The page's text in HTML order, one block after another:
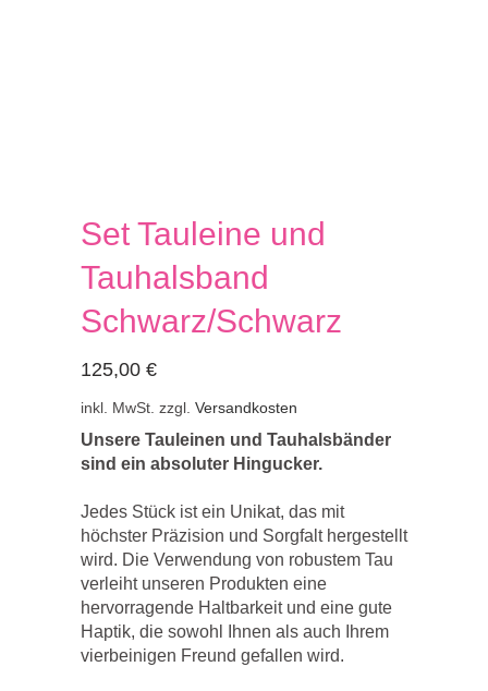
Set Tauleine und
Tauhalsband
Schwarz/Schwarz
125,00 €
inkl. MwSt. zzgl. Versandkosten
Unsere Tauleinen und Tauhalsbänder
sind ein absoluter Hingucker.
Jedes Stück ist ein Unikat, das mit
höchster Präzision und Sorgfalt hergestellt
wird. Die Verwendung von robustem Tau
verleiht unseren Produkten eine
hervorragende Haltbarkeit und eine gute
Haptik, die sowohl Ihnen als auch Ihrem
vierbeinigen Freund gefallen wird.